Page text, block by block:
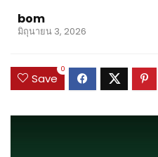
bom
มิถุนายน 3, 2026
Save
0